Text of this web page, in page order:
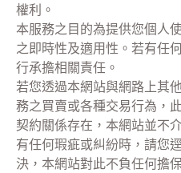
權利。
本服務之目的為提供您個人
之即時性及適用性。若有任
行承擔相關責任。
若您透過本網站與網路上其
務之買賣或各種交易行為，
契約關係存在，本網站並不
有任何瑕疵或糾紛時，請您
決，本網站對此不負任何擔